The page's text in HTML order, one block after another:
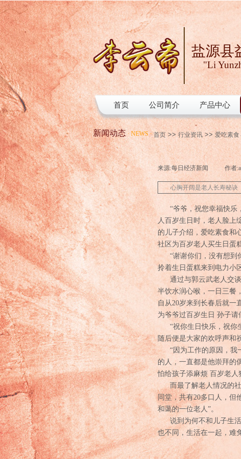
首页 公司简介 产品中心
盐源县
"Li
新闻动态 · NEWS · 首页 >> 行业资讯 >> 爱吃素食
来源:每日经济新闻 作者:
心胸开阔是老人长寿秘诀
“爷爷，祝您幸福快乐
人百岁生日时，老人脸上
的儿子介绍，爱吃素食和
社区为百岁老人买生日蛋
“谢谢你们，没有想到你
拎着生日蛋糕来到电力小
通过与郭云武老人交谈
半饮水润心喉，一日三餐
自从20岁来到长春后就一
为爷爷过百岁生日 孙子请
“祝你生日快乐，祝你
随后便是大家的欢呼声和
“因为工作的原因，我一
的人，一直都是他崇拜的
怕给孩子添麻烦 百岁老人
而最了解老人情况的社
同堂，共有20多口人，
和蔼的一位老人”。
说到为何不和儿子生活
也不同，生活在一起，难